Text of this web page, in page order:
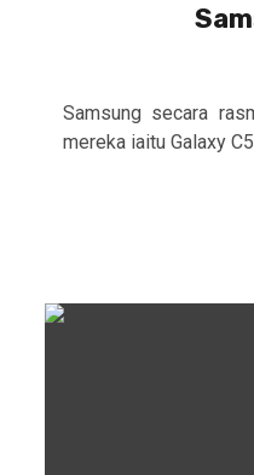
Samsung secara
mereka iaitu Galaxy